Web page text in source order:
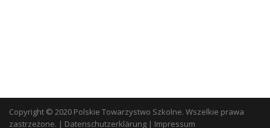
Copyright © 2020 Polskie Towarzystwo Szkolne. Wszelkie prawa
zastrzeżone. | Datenschutzerklärung | Impressum